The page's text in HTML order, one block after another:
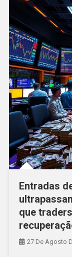
Entradas
que
27 De Agosto